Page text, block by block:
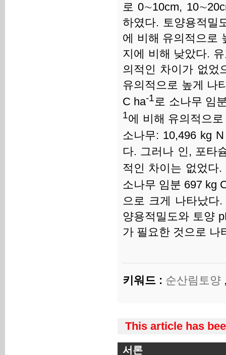
로 0∼10cm,
하였다. 토양용적밀
에 비해 유의적으로
지에 비해 낮았다.
의적인 차이가 없었
유의적으로 높게 나
C ha-1로 소나무 임
1에 비해 유의적으
소나무: 10,496 kg
다. 그러나 인, 포타
적인 차이는 없었다
소나무 임분 697 kg
으로 크게 나타났다
양용적밀도와 토양
가 필요한 것으로 나
키워드 : 순산림토양
This article has
서론